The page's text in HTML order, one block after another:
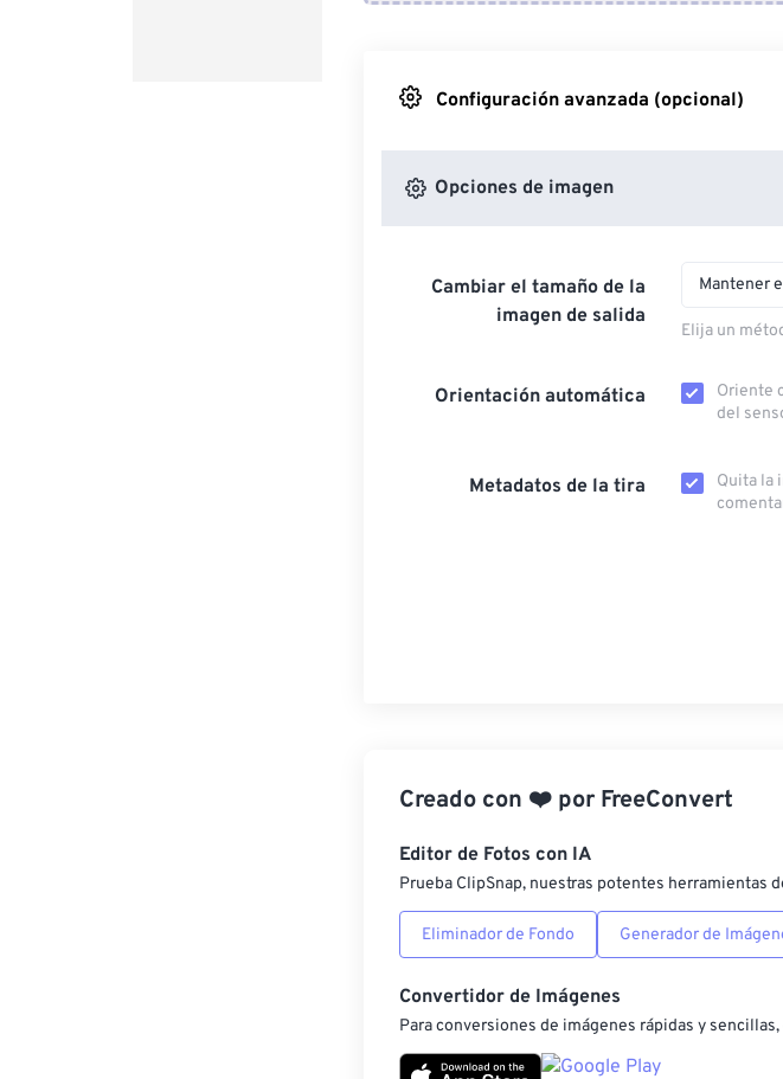
Configuración avanzada (opcional)
Opciones de imagen
Cambiar el tamaño de la
imagen de salida
Mantener
Elija un
Orientación automática
Oriente
del
Metadatos de la tira
Quita la
Creado con ❤️ por FreeConvert
Editor de Fotos con IA
Prueba ClipSnap, nuestras potentes herramientas
Eliminador de Fondo Generador de
Convertidor de Imágenes
Para conversiones de imágenes rápidas y